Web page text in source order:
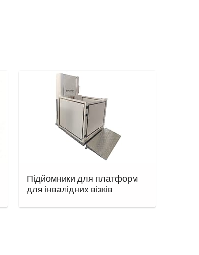
Підйомники для платформ
для інвалідних візків